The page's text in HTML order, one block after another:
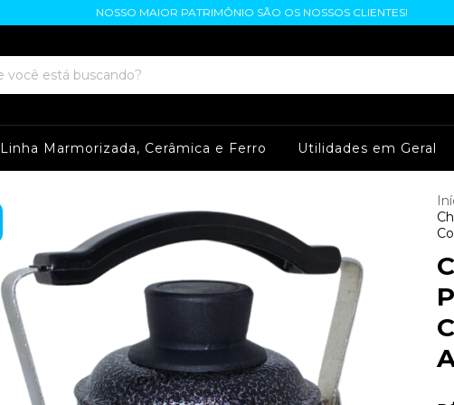
NOSSO MAIOR PATRIMÔNIO SÃO OS NOSSOS CLIENTES!
Linha Marmorizada, Cerâmica e Ferro Utilidades em Geral